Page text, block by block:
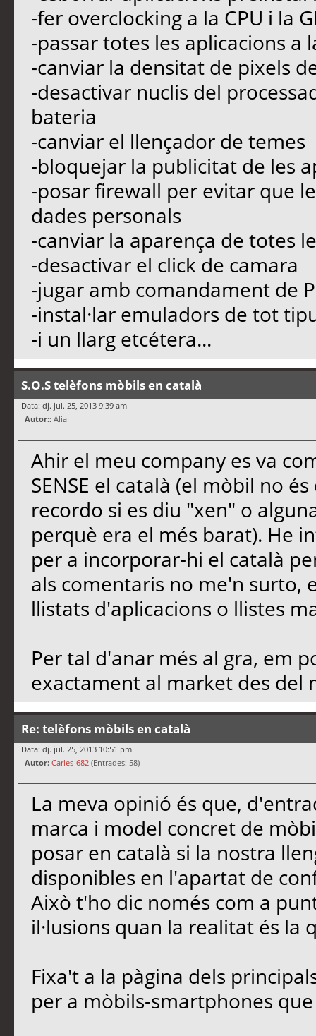
-fer overclocking a la CPU i la
-passar totes les aplicacions a
-canviar la densitat de pixels
-desactivar nuclis del
bateria
-canviar el llençador de temes
-bloquejar la publicitat de les
-posar firewall per evitar que
dades personals
-canviar la aparença de totes
-desactivar el click de camara
-jugar amb comandament de
-instal·lar emuladors de tot
-i un llarg etcétera...
S.O.S telèfons mòbils en català
Data: dj. jul. 25, 2013 9:39 am
Autor:: Alia
Ahir el meu company es va
SENSE el català (el mòbil no
recordo si es diu "xen" o
perquè era el més barat). He
per a incorporar-hi el català
als comentaris no me'n surto,
llistats d'aplicacions o llistes
Per tal d'anar més al gra, em
exactament al market des del
Re: telèfons mòbils en català
Data: dj. jul. 25, 2013 10:51 pm
Autor: Carles-682 (Entrades: 58)
La meva opinió és que,
marca i model concret de
posar en català si la nostra
disponibles en l'apartat de
Això t'ho dic només com a
il·lusions quan la realitat és la
Fixa't a la pàgina dels
per a mòbils-smartphones